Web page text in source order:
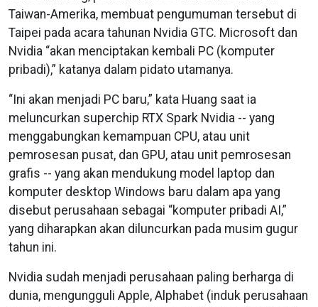
Taiwan-Amerika, membuat pengumuman tersebut di
Taipei pada acara tahunan Nvidia GTC. Microsoft dan
Nvidia “akan menciptakan kembali PC (komputer
pribadi),” katanya dalam pidato utamanya.
“Ini akan menjadi PC baru,” kata Huang saat ia
meluncurkan superchip RTX Spark Nvidia -- yang
menggabungkan kemampuan CPU, atau unit
pemrosesan pusat, dan GPU, atau unit pemrosesan
grafis -- yang akan mendukung model laptop dan
komputer desktop Windows baru dalam apa yang
disebut perusahaan sebagai “komputer pribadi AI,”
yang diharapkan akan diluncurkan pada musim gugur
tahun ini.
Nvidia sudah menjadi perusahaan paling berharga di
dunia, mengungguli Apple, Alphabet (induk perusahaan